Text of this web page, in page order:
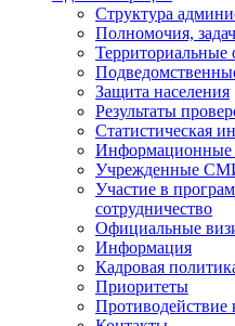
Структура
Полномочия,
Территориальные
Защита населения
Результаты
Статистическая
Информационные
Учрежденные
Участие в
сотрудничество
Официальные
Информация
Кадровая
Приоритеты
Противодействие